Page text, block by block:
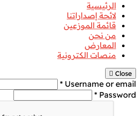
الرئيسية
لائحة إصداراتنا
قائمة الموزعين
من نحن
المعارض
منصات الكترونية
Close
Username or email *
Password *